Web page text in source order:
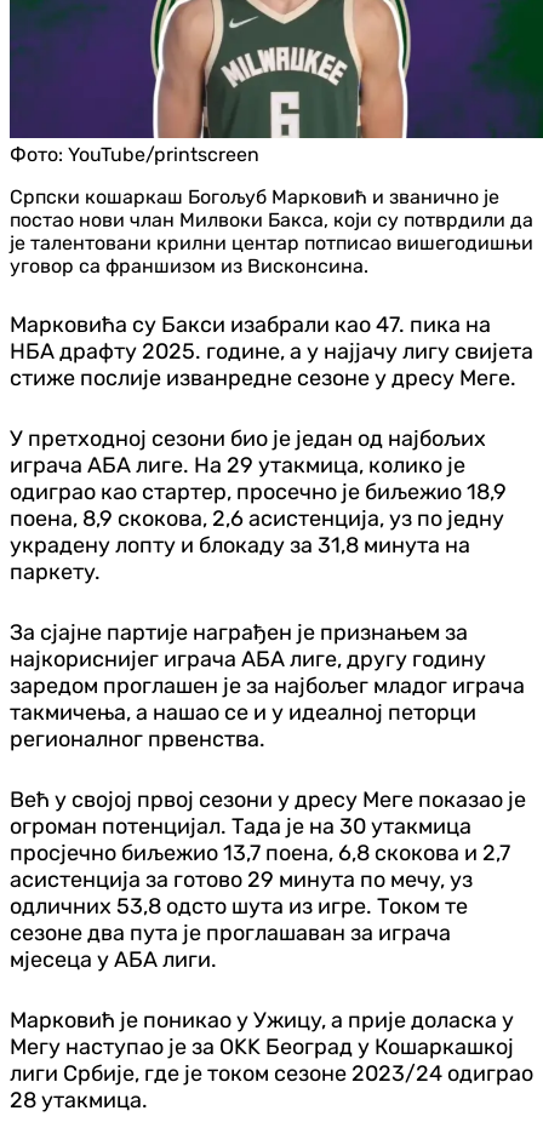
Фото: YouTube/printscreen
Српски кошаркаш Богољуб Марковић и званично је
постао нови члан Милвоки Бакса, који су потврдили да
је талентовани крилни центар потписао вишегодишњи
уговор са франшизом из Висконсина.
Марковића су Бакси изабрали као 47. пика на
НБА драфту 2025. године, а у најјачу лигу свијета
стиже послије изванредне сезоне у дресу Меге.
У претходној сезони био је један од најбољих
играча АБА лиге. На 29 утакмица, колико је
одиграо као стартер, просечно је биљежио 18,9
поена, 8,9 скокова, 2,6 асистенција, уз по једну
украдену лопту и блокаду за 31,8 минута на
паркету.
За сјајне партије награђен је признањем за
најкориснијег играча АБА лиге, другу годину
заредом проглашен је за најбољег младог играча
такмичења, а нашао се и у идеалној петорци
регионалног првенства.
Већ у својој првој сезони у дресу Меге показао је
огроман потенцијал. Тада је на 30 утакмица
просјечно биљежио 13,7 поена, 6,8 скокова и 2,7
асистенција за готово 29 минута по мечу, уз
одличних 53,8 одсто шута из игре. Током те
сезоне два пута је проглашаван за играча
мјесеца у АБА лиги.
Марковић је поникао у Ужицу, а прије доласка у
Мегу наступао је за OKK Београд у Кошаркашкој
лиги Србије, где је током сезоне 2023/24 одиграо
28 утакмица.